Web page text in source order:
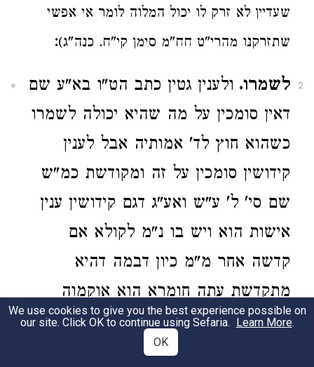
שעדיין לא זרק לו יכול המלוה לומר אי אפשי
שתזרקנו מהרי"ט חח"מ סימן קי"ח. כנה"ג):
2 לשמרו. ולענין גטין כתב הט"ו בא"ע שם
דאין סומכין על מה שהיא יכולה לשמרו
כשהוא חוץ לד' אמותיה אבל לענין
קידושין סומכין על זה ומקודשת כמ"ש
שם סי' ל' ע"ש ואע"ג דגם קידושין ענין
אישות הוא ויש בו נ"מ לקולא אם
קדשה אחר מ"מ כיון דבמה דהיא
מתקדשת עתה חומרא הוא אוקמוה
אדינא דמן הדין מחשב ברשות' כיון
דיכולה היא לשמרו. סמ"ע:
We use cookies to give you the best experience possible on
our site. Click OK to continue using Sefaria. Learn More.
OK